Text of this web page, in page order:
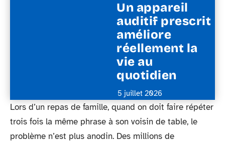
Un appareil
auditif prescrit
améliore
réellement la
vie au
quotidien
5 juillet 2026
Lors d’un repas de famille, quand on doit faire répéter
trois fois la même phrase à son voisin de table, le
problème n’est plus anodin. Des millions de